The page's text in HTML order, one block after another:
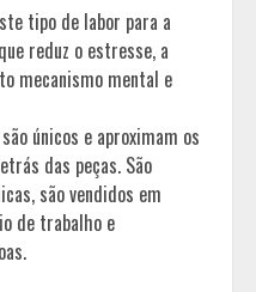
tipo de labor para a
reduz o estresse, a
mecanismo mental e
únicos e aproximam os
das peças. São
são vendidos em
de trabalho e